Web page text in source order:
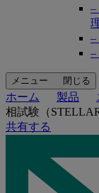
–
–
–
メニュー 閉じる
ホーム
製品
相試験（
共有する